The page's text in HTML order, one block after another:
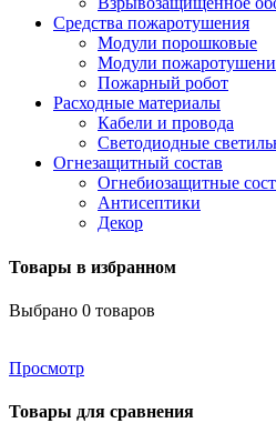
Средства пожаротушения
Модули порошковые
Модули
Пожарный робот
Расходные материалы
Кабели и провода
Светодиодные
Огнезащитный состав
Огнебиозащитные
Антисептики
Декор
Товары в избранном
Выбрано 0 товаров
Просмотр
Товары для сравнения